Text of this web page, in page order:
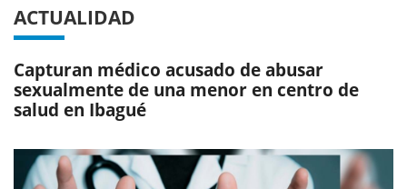
ACTUALIDAD
Capturan médico acusado de abusar
sexualmente de una menor en centro de
salud en Ibagué